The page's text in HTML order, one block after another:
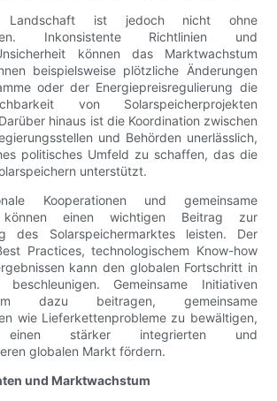
Landschaft ist jedoch nicht ohne
Inkonsistente Richtlinien und
können das Marktwachstum
beispielsweise plötzliche Änderungen
oder der Energiepreisregulierung die
von Solarspeicherprojekten
hinaus ist die Koordination zwischen
und Behörden unerlässlich,
politisches Umfeld zu schaffen, das die
unterstützt.
Kooperationen und gemeinsame
können einen wichtigen Beitrag zur
des Solarspeichermarktes leisten. Der
Practices, technologischem Know-how
kann den globalen Fortschritt in
Gemeinsame Initiativen
dazu beitragen, gemeinsame
wie Lieferkettenprobleme zu bewältigen,
stärker integrierten und
globalen Markt fördern.
und Marktwachstum